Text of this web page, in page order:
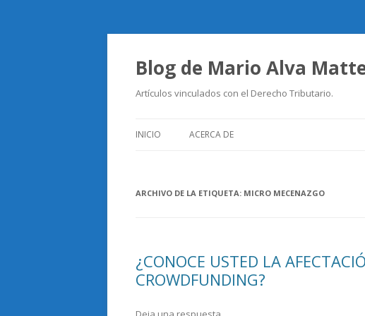
Blog de Mario Alva
Artículos vinculados con el Derecho Tributario.
INICIO ACERCA DE
ARCHIVO DE LA ETIQUETA: MICRO MECENAZGO
¿CONOCE USTED LA
CROWDFUNDING?